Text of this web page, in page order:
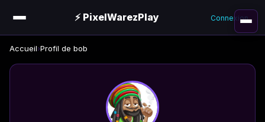
⚡ PixelWarezPlay Connexion
Accueil›Profil de bob